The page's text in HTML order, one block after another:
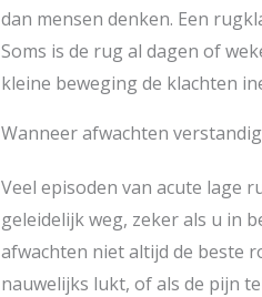
dan mensen denken. Een
Soms is de rug al dagen of
kleine beweging de klachten
Wanneer afwachten
Veel episoden van acute lage
geleidelijk weg, zeker als u in
afwachten niet altijd de beste
nauwelijks lukt, of als de pijn